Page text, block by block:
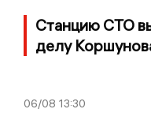
Станцию СТО
делу
06/08 13:30